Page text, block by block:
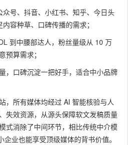
众号、抖音、小红书、知乎、今日头
容种草、口碑传播的需求；
到中腰部达人，粉丝量级从 10 万
预算需求；
，口碑沉淀一把好手，适合中小品牌
，所有媒体均经过 AI 智能核验与人
失效资源，从源头保障软文发稿质量
式消除了中间环节，相比传统中介模
业也能享受顶级媒体的背书价值。